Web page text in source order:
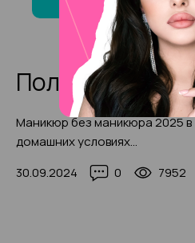
Полезные
Маникюр без маникюра 2025 в
домашних условиях
фото
30.09.2024 0 7952